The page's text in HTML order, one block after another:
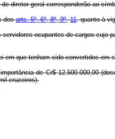
diretor geral corresponderão ao
dosarts. 5º,6º,8º,9º,11. quanto à
servidores ocupantes de cargos cujo
em que tenham sido convertidos em
de Cr$ 12.500.000,00
cruzeiros).